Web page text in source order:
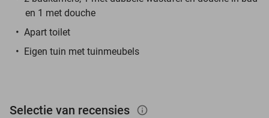
en 1 met douche
Apart toilet
Eigen tuin met tuinmeubels
Selectie van recensies info_outlined